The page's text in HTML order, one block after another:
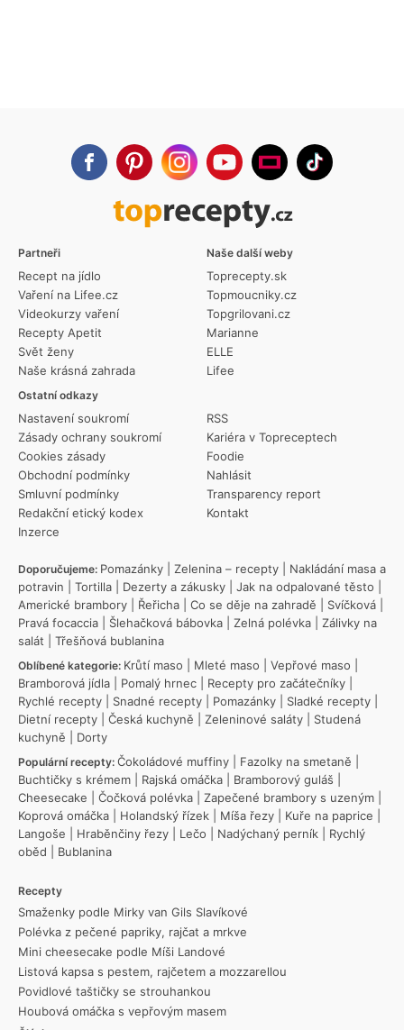
Partneři
Recept na jídlo
Vaření na Lifee.cz
Videokurzy vaření
Recepty Apetit
Svět ženy
Naše krásná zahrada
Ostatní odkazy
Nastavení soukromí
Zásady ochrany soukromí
Cookies zásady
Obchodní podmínky
Smluvní podmínky
Redakční etický kodex
Inzerce
RSS
Kariéra v Topreceptech
Foodie
Nahlásit
Transparency report
Kontakt
Naše další weby
Toprecepty.sk
Topmoucniky.cz
Topgrilovani.cz
Marianne
ELLE
Lifee
Doporučujeme: Pomazánky Zelenina – recepty
Nakládání masa a
potravin
Tortilla Dezerty a zákusky Jak na odpalované těsto
Americké brambory
Řeřicha Co se děje na zahradě Svíčková
Pravá focaccia
Šlehačková bábovka Zelná polévka
Zálivky na
salát
Třešňová bublanina
Oblíbené kategorie: Krůtí maso Mleté maso Vepřové maso
Bramborová jídla
Pomalý hrnec Recepty pro začátečníky
Rychlé recepty
Snadné recepty Pomazánky Sladké recepty
Dietní recepty
Česká kuchyně Zeleninové saláty
Studená
kuchyně
Dorty
Populární recepty: Čokoládové muffiny Fazolky na smetaně
Buchtičky s krémem
Rajská omáčka Bramborový guláš
Cheesecake
Čočková polévka Zapečené brambory s uzeným
Koprová omáčka
Holandský řízek Míša řezy Kuře na paprice
Langoše
Hraběnčiny řezy Lečo Nadýchaný perník
Rychlý
oběd
Bublanina
Recepty
Smaženky podle Mirky van Gils Slavíkové
Polévka z pečené papriky, rajčat a mrkve
Mini cheesecake podle Míši Landové
Listová kapsa s pestem, rajčetem a mozzarellou
Povidlové taštičky se strouhankou
Houbová omáčka s vepřovým masem